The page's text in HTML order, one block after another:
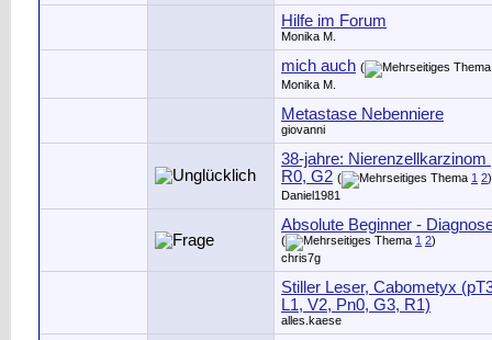
Hilfe im Forum
Monika M.
mich auch (
Monika M.
Metastase Nebenniere
giovanni
38-jahre:
R0, G2 ( 1 2)
Daniel1981
Absolute Beginner -
( 1 2)
chris7g
Stiller Leser, Cabometyx
L1, V2, Pn0, G3, R1)
alles.kaese